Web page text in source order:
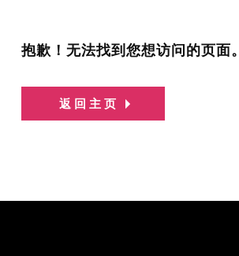
抱歉！无法找到您想访问的页面。
返回主页